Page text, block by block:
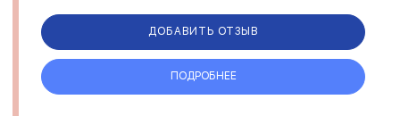
ДОБАВИТЬ ОТЗЫВ
ПОДРОБНЕЕ